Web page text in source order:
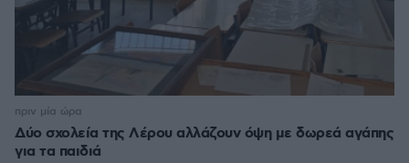
Δύο σχολεία της Λέρου αλλάζουν όψη με δωρεά αγάπης
για τα παιδιά
πριν μία ώρα